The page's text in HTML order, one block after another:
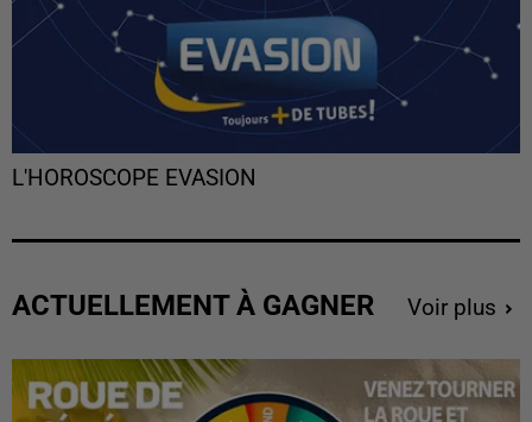
L'HOROSCOPE EVASION
ACTUELLEMENT À GAGNER Voir plus